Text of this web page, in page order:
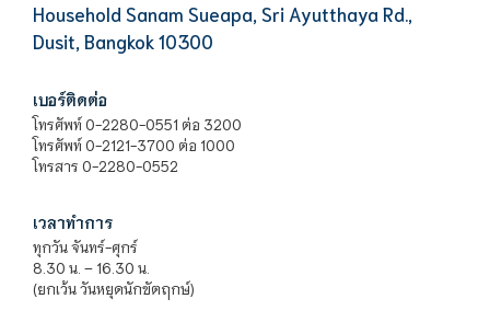
Household Sanam Sueapa, Sri Ayutthaya Rd.,
Dusit, Bangkok 10300
เบอร์ติดต่อ
โทรศัพท์ 0-2280-0551 ต่อ 3200
โทรศัพท์ 0-2121-3700 ต่อ 1000
โทรสาร 0-2280-0552
เวลาทำการ
ทุกวัน จันทร์-ศุกร์
8.30 น. – 16.30 น.
(ยกเว้น วันหยุดนักขัตฤกษ์)